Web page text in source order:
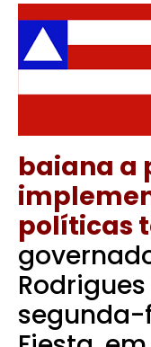
baiana a
políticas
segunda-